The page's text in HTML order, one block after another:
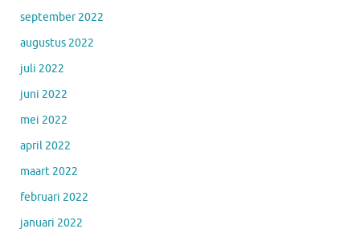
september 2022
augustus 2022
juli 2022
juni 2022
mei 2022
april 2022
maart 2022
februari 2022
januari 2022